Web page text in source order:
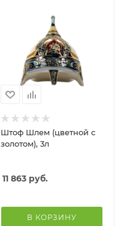
Штоф Шлем (цветной с
золотом), 3л
11 863 руб.
В КОРЗИНУ